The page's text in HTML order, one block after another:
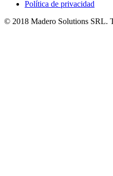
Política de privacidad
© 2018 Madero Solutions SRL.